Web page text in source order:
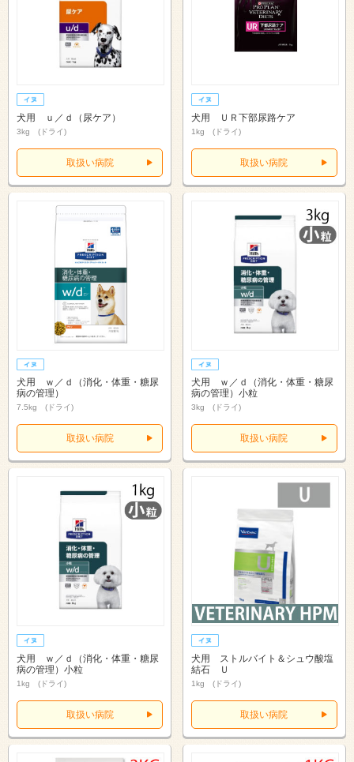
犬用 ｕ／ｄ（尿ケア）
3kg (ドライ)
取扱い病院
犬用 ＵＲ下部尿路ケア
1kg (ドライ)
取扱い病院
犬用 ｗ／ｄ（消化・体重・糖尿
病の管理）
7.5kg (ドライ)
取扱い病院
犬用 ｗ／ｄ（消化・体重・糖尿
病の管理）小粒
3kg (ドライ)
取扱い病院
犬用 ｗ／ｄ（消化・体重・糖尿
病の管理）小粒
1kg (ドライ)
取扱い病院
犬用 ストルバイト＆シュウ酸塩
結石 Ｕ
1kg (ドライ)
取扱い病院